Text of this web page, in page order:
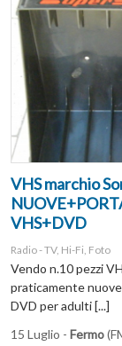
VHS marchio
VHS+DVD
Radio - TV, Hi-Fi, Foto
Vendo n.10 pezzi
praticamente
DVD per adulti [...]
15 Luglio - Fermo